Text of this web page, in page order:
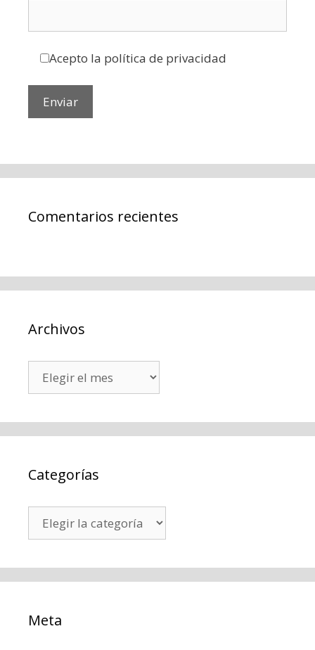
Acepto la política de privacidad
Comentarios recientes
Archivos
Categorías
Meta